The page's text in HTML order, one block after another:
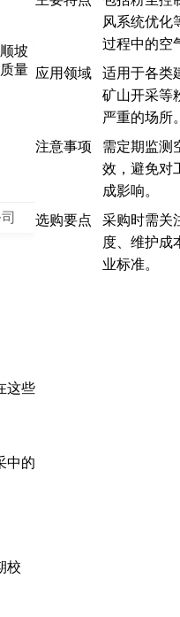
这些
中的
校
风系统优化
过程中的空
应用领域
适用于各类
矿山开采等
严重的场所。
注意事项
需定期监测
效，避免对
成影响。
选购要点
采购时需关
度、维护成
业标准。